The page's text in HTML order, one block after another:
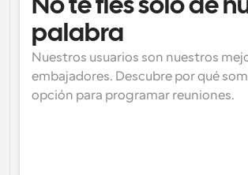
No te fíes solo de
palabra
Nuestros usuarios son nuestros
embajadores. Descubre por qué
opción para programar reuniones.